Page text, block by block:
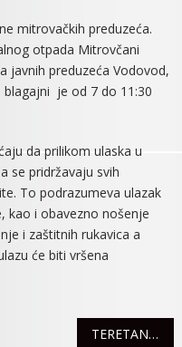
JAVNIH
POČELE
SA
mitrovačkih preduzeća.
otpada Mitrovčani
javnih preduzeća Vodovod,
blagajni je od 7 do 11:30
da prilikom ulaska u
se pridržavaju svih
To podrazumeva ulazak
kao i obavezno nošenje
i zaštitnih rukavica a
će biti vršena
TERETANE I SALONI POČELI SA RADOM